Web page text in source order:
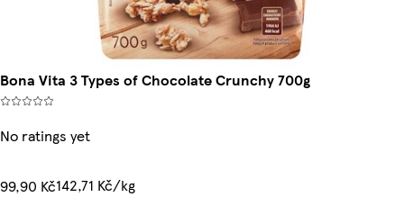
Bona Vita 3 Types of Chocolate Crunchy 700g
No ratings yet
99,90 Kč142,71 Kč/kg